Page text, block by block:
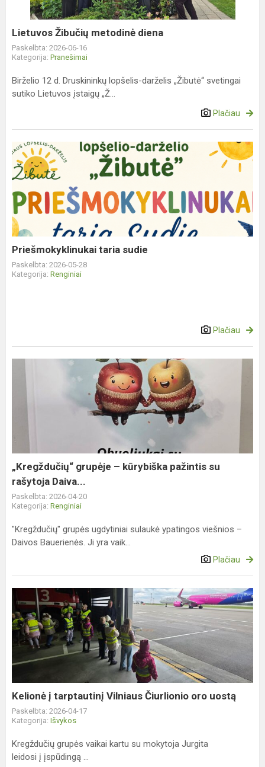
Lietuvos Žibučių metodinė diena
Paskelbta: 2026-06-16
Kategorija: Pranešimai
Birželio 12 d. Druskininkų lopšelis-darželis „Žibutė“ svetingai
sutiko Lietuvos įstaigų „Ž...
Plačiau
Priešmokyklinukai
taria
sudie
Priešmokyklinukai taria sudie
Paskelbta: 2026-05-28
Kategorija: Renginiai
Plačiau
pažintis
rašytoja
Daiva...
„Kregždučių“ grupėje – kūrybiška pažintis su
rašytoja Daiva...
Paskelbta: 2026-04-20
Kategorija: Renginiai
"Kregždučių" grupės ugdytiniai sulaukė ypatingos viešnios –
Daivos Bauerienės. Ji yra vaik...
Plačiau
Kelionė
tarptautinį
Vilniaus
Čiurlionio
oro
Kelionė į tarptautinį Vilniaus Čiurlionio oro uostą
Paskelbta: 2026-04-17
Kategorija: Išvykos
Kregždučių grupės vaikai kartu su mokytoja Jurgita
leidosi į įspūdingą ...